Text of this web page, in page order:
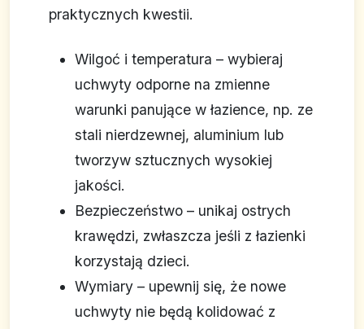
praktycznych kwestii.
Wilgoć i temperatura – wybieraj
uchwyty odporne na zmienne
warunki panujące w łazience, np. ze
stali nierdzewnej, aluminium lub
tworzyw sztucznych wysokiej
jakości.
Bezpieczeństwo – unikaj ostrych
krawędzi, zwłaszcza jeśli z łazienki
korzystają dzieci.
Wymiary – upewnij się, że nowe
uchwyty nie będą kolidować z